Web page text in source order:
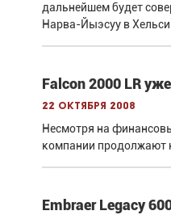
дальнейшем будет
Нарва-Йыэсуу в
Falcon 2000 LR
22 октября 2008
Несмотря на
компании продолжают
Embraer Legacy